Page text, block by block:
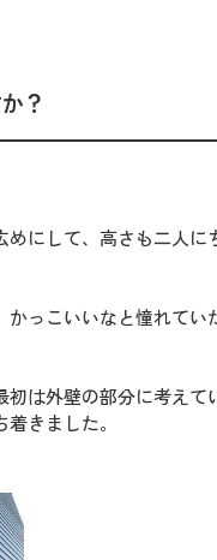
？
にして、高さも二人に
かっこいいなと憧れてい
は外壁の部分に考えて
きました。